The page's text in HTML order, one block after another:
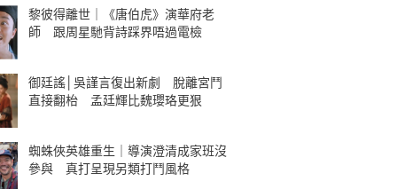
黎彼得離世｜《唐伯虎》演華府老
師 跟周星馳背詩踩界唔過電檢
御廷謠│吳謹言復出新劇 脫離宮鬥
直接翻枱 孟廷輝比魏瓔珞更狠
蜘蛛俠英雄重生｜導演澄清成家班沒
參與 真打呈現另類打鬥風格